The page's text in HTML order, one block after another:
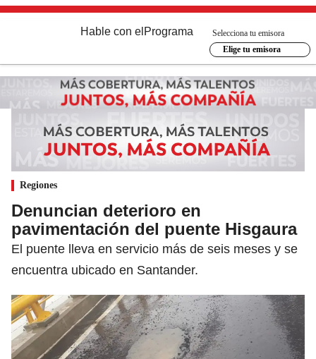
Hable con el Programa
Selecciona tu emisora
Elige tu emisora
Regiones
Denuncian deterioro en
pavimentación del puente Hisgaura
El puente lleva en servicio más de seis meses y se
encuentra ubicado en Santander.